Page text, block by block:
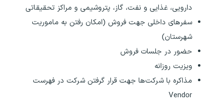
دارویی، غذایی و نفت، گاز، پتروشیمی و مراکز تحقیقاتی
سفرهای داخلی جهت فروش (امکان رفتن به ماموریت
شهرستان)
حضور در جلسات فروش
ویزیت روزانه
مذاکره با شرکت‌ها جهت قرار گرفتن شرکت در فهرست
Vendor